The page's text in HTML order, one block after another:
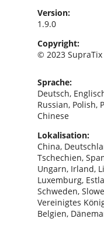
Version:
1.9.0
Copyright:
© 2023 SupraTix
Sprache:
Deutsch,
Russian, Polish,
Chinese
Lokalisation:
China,
Tschechien,
Ungarn, Irland,
Luxemburg,
Schweden,
Vereinigtes
Belgien,